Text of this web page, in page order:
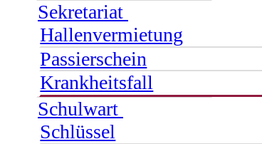
Sekretariat
Hallenvermietung
Passierschein
Krankheitsfall
Schulwart
Schlüssel